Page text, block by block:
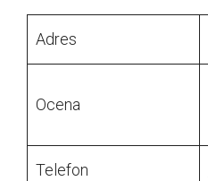
Adres
Ocena
Telefon